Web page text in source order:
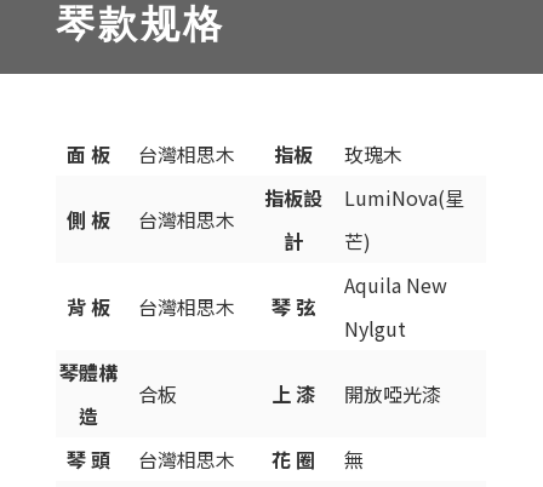
琴款规格
面 板 台灣相思木 指板 玫瑰木
側 板 台灣相思木
指板設
計
LumiNova(星
芒)
背 板 台灣相思木 琴 弦
Aquila New
Nylgut
琴體構
造
合板 上 漆 開放啞光漆
琴 頭 台灣相思木 花 圈 無